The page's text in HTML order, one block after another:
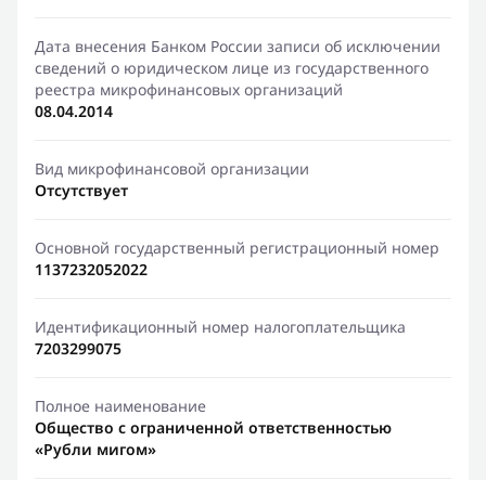
Дата внесения Банком России записи об исключении
сведений о юридическом лице из государственного
реестра микрофинансовых организаций
08.04.2014
Вид микрофинансовой организации
Отсутствует
Основной государственный регистрационный номер
1137232052022
Идентификационный номер налогоплательщика
7203299075
Полное наименование
Общество с ограниченной ответственностью
«Рубли мигом»